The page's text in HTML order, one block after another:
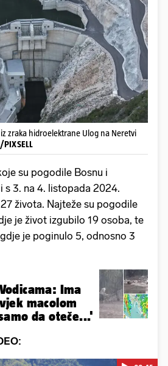
zraka hidroelektrane Ulog na Neretvi
su pogodile Bosnu i
s 3. na 4. listopada 2024.
života. Najteže su pogodile
je život izgubilo 19 osoba, te
je poginulo 5, odnosno 3
Ima
macolom
da oteče...'